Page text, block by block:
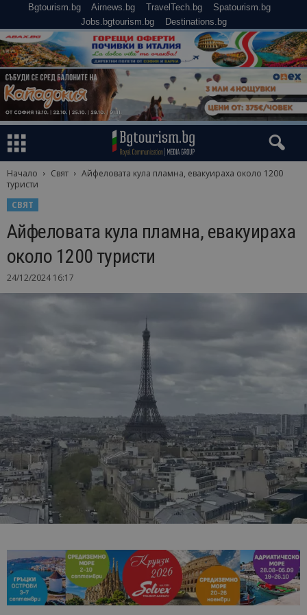
Bgtourism.bg Airnews.bg TravelTech.bg
Spatourism.bg
Jobs.bgtourism.bg
Destinations.bg
Начало Свят
Айфеловата кула пламна, евакуираха около 1200
туристи
СВЯТ
Айфеловата кула пламна, евакуираха
около 1200 туристи
24/12/2024 16:17